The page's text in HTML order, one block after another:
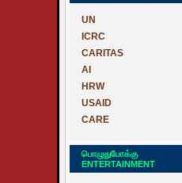
UN
ICRC
CARITAS
AI
HRW
USAID
CARE
பொழுதுபோக்கு
ENTERTAINMENT